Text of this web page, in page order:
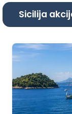
Sicilija